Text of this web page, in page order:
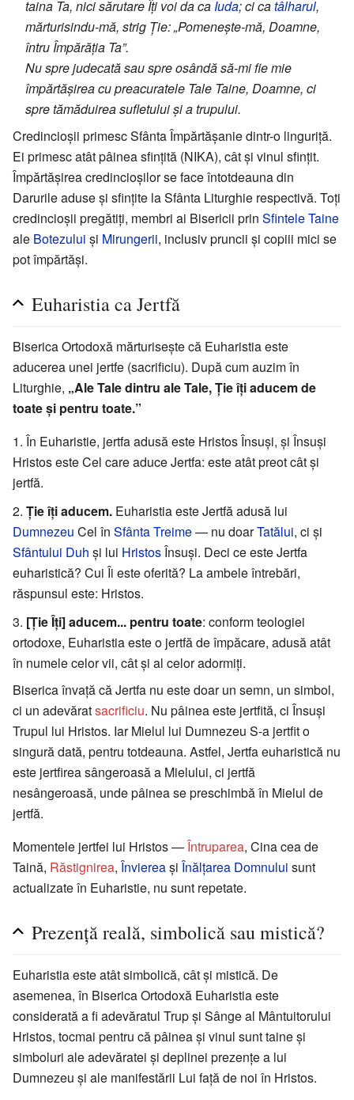
taina Ta, nici sărutare Îți voi da ca Iuda; ci catâlharul,
mărturisindu-mă, strig Ție: „Pomenește-mă, Doamne,
întru Împărăția Ta”.
Nu spre judecată sau spre osândă să-mi fie mie
împărtășirea cu preacuratele Tale Taine, Doamne, ci
spre tămăduirea sufletului și a trupului.
Credincioșii primesc Sfânta Împărtășanie dintr-o linguriță.
Ei primesc atât pâinea sfințită (NIKA), cât și vinul sfințit.
Împărtășirea credincioșilor se face întotdeauna din
Darurile aduse și sfințite la Sfânta Liturghie respectivă. Toți
credincioșii pregătiți, membri ai Bisericii prin Sfintele Taine
ale Botezului și Mirungerii, inclusiv pruncii și copiii mici se
pot împărtăși.
Euharistia ca Jertfă
Biserica Ortodoxă mărturisește că Euharistia este
aducerea unei jertfe (sacrificiu). După cum auzim în
Liturghie, „Ale Tale dintru ale Tale, Ție îți aducem de
toate și pentru toate.”
În Euharistie, jertfa adusă este Hristos Însuși, și Însuși
Hristos este Cel care aduce Jertfa: este atât preot cât și
jertfă.
Ție îți aducem. Euharistia este Jertfă adusă lui
Dumnezeu Cel în Sfânta Treime— nu doarTatălui, ci și
Sfântului Duh și lui HristosÎnsuși. Deci ce este Jertfa
euharistică? Cui Îi este oferită? La ambele întrebări,
răspunsul este: Hristos.
[Ție Îți] aducem... pentru toate: conform teologiei
ortodoxe, Euharistia este o jertfă de împăcare, adusă atât
în numele celor vii, cât și al celor adormiți.
Biserica învață că Jertfa nu este doar un semn, un simbol,
ci un adevăratsacrificiu. Nu pâinea este jertfită, ci Însuși
Trupul lui Hristos. Iar Mielul lui Dumnezeu S-a jertfit o
singură dată, pentru totdeauna. Astfel, Jertfa euharistică nu
este jertfirea sângeroasă a Mielului, ci jertfă
nesângeroasă, unde pâinea se preschimbă în Mielul de
jertfă.
Momentele jertfei lui Hristos —Întruparea, Cina cea de
Taină, Răstignirea, Înviereași Înălțarea Domnului sunt
actualizate în Euharistie, nu sunt repetate.
Prezență reală, simbolică sau mistică?
Euharistia este atât simbolică, cât și mistică. De
asemenea, în Biserica Ortodoxă Euharistia este
considerată a fi adevăratul Trup și Sânge al Mântuitorului
Hristos, tocmai pentru că pâinea și vinul sunt taine și
simboluri ale adevăratei și deplinei prezențe a lui
Dumnezeu și ale manifestării Lui față de noi în Hristos.